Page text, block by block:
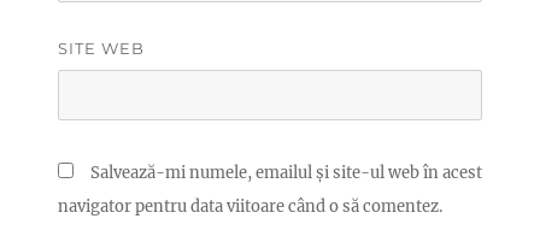
SITE WEB
Salvează-mi numele, emailul și site-ul web în acest
navigator pentru data viitoare când o să comentez.